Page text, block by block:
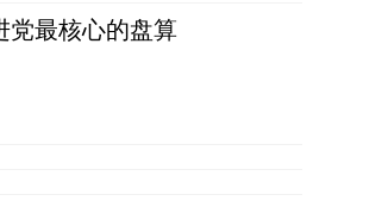
党最核心的盘算